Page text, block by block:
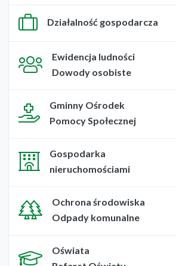
Działalność gospodarcza
Ewidencja ludności
Dowody osobiste
Gminny Ośrodek
Pomocy Społecznej
Gospodarka
nieruchomościami
Ochrona środowiska
Odpady komunalne
Oświata